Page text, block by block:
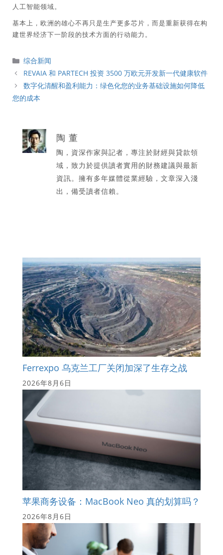
人工智能领域。
基本上，欧洲的雄心不再只是生产更多芯片，而是重新获得在构
建世界经济下一阶段的技术方面的行动能力。
分
類
综合新闻
REVAIA 和 PARTECH 投资 3500 万欧元开发新一代健康软件
数字化清醒和盈利能力：绿色化您的业务基础设施如何降低
您的成本
陶 董
陶，資深作家與記者，專注於財經與貸款領
域，致力於提供讀者實用的財務建議與最新
資訊。擁有多年媒體從業經驗，文章深入淺
出，備受讀者信賴。
Ferrexpo 乌克兰工厂关闭加深了生存之战
2026年8月6日
苹果商务设备：MacBook Neo 真的划算吗？
2026年8月6日